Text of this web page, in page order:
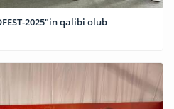
2025"in qalibi olub